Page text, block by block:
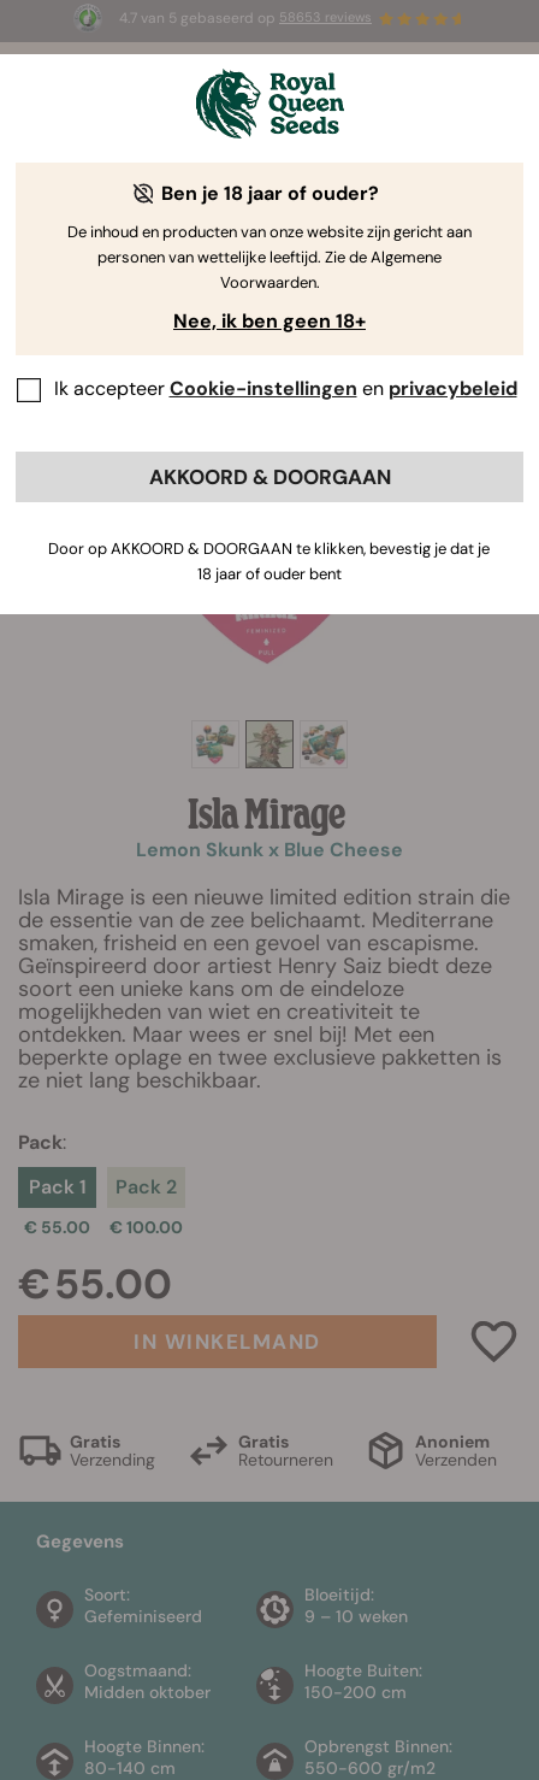
4.7 van 5 gebaseerd op 58653 reviews
☀️ Summer Sales: tot wel 50% korting
op geselecteerde producten! ⏤
Isla Mirage
Lemon Skunk x Blue Cheese
Isla Mirage is een nieuwe limited edition strain die
de essentie van de zee belichaamt. Mediterrane
smaken, frisheid en een gevoel van escapisme.
Geïnspireerd door artiest Henry Saiz biedt deze
soort een unieke kans om de eindeloze
mogelijkheden van wiet en creativiteit te
ontdekken. Maar wees er snel bij! Met een
beperkte oplage en twee exclusieve pakketten is
ze niet lang beschikbaar.
Pack:
Pack 1
€ 55.00
Pack 2
€ 100.00
€ 55.00
IN WINKELMAND
Gratis
Verzending
Gratis
Retourneren
Anoniem
Verzenden
Gegevens
Soort:
Gefeminiseerd
Oogstmaand:
Midden oktober
Hoogte Binnen:
80-140 cm
Bloeitijd:
9 – 10 weken
Hoogte Buiten:
150-200 cm
Opbrengst Binnen:
550-600 gr/m2
Ben je 18 jaar of ouder?
De inhoud en producten van onze website zijn gericht aan
personen van wettelijke leeftijd. Zie de Algemene
Voorwaarden.
Nee, ik ben geen 18+
Ik accepteerCookie-instellingen en privacybeleid
AKKOORD & DOORGAAN
Door op AKKOORD & DOORGAAN te klikken, bevestig je dat je
18 jaar of ouder bent